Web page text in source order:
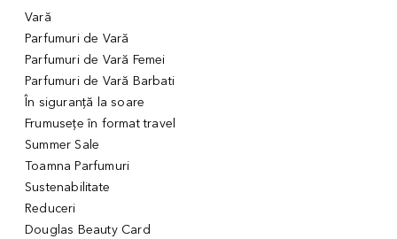
Vară
Parfumuri de Vară
Parfumuri de Vară Femei
Parfumuri de Vară Barbati
În siguranță la soare
Frumusețe în format travel
Summer Sale
Toamna Parfumuri
Sustenabilitate
Reduceri
Douglas Beauty Card